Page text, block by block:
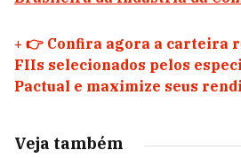
+ 👉 Confira agora a carteira
FIIs selecionados pelos
Pactual e maximize seus
Veja também